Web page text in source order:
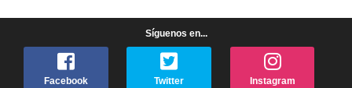
Síguenos en...
Facebook Twitter Instagram